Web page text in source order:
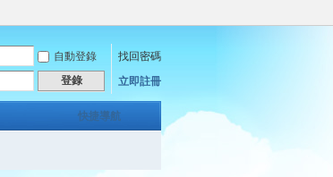
自動登錄
找回密碼
登錄 立即註冊
快捷導航